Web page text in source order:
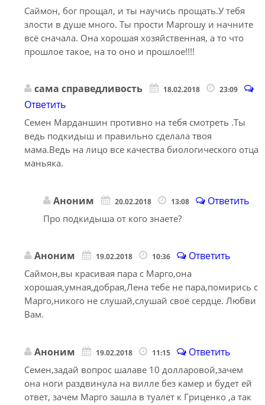
Саймон, бог прощал, и ты научись прощать.У тебя
злости в душе много. Ты прости Маргошу и начните
всё сначала. Она хорошая хозяйственная, а то что
прошлое такое, на то оно и прошлое!!!!
сама справедливость 18.02.2018 23:09
Ответить
Семен Марданшин противно на тебя смотреть .Ты
ведь подкидыш и правильно сделала твоя
мама.Ведь на лицо все качества биологического отца
маньяка.
Аноним 20.02.2018 13:08 Ответить
Про подкидыша от кого знаете?
Аноним 19.02.2018 10:36 Ответить
Саймон,вы красивая пара с Марго,она
хорошая,умная,добрая,Лена тебе не пара,помирись с
Марго,никого не слушай,слушай своё сердце. Любви
Вам.
Аноним 19.02.2018 11:15 Ответить
Семен,задай вопрос шалаве 10 долларовой,зачем
она ноги раздвинула на вилле без камер и будет ей
ответ, зачем Марго зашла в туалет к Гриценко ,а так